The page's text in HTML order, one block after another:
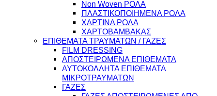
Non Woven ΡΟΛΑ
ΠΛΑΣΤΙΚΟΠΟΙΗΜΕΝΑ ΡΟΛΑ
ΧΑΡΤΙΝΑ ΡΟΛΑ
ΧΑΡΤΟΒΑΜΒΑΚΑΣ
ΕΠΙΘΕΜΑΤΑ ΤΡΑΥΜΑΤΩΝ / ΓΑΖΕΣ
FILM DRESSING
ΑΠΟΣΤΕΙΡΩΜΕΝΑ ΕΠΙΘΕΜΑΤΑ
ΑΥΤΟΚΟΛΛΗΤΑ ΕΠΙΘΕΜΑΤΑ
ΜΙΚΡΟΤΡΑΥΜΑΤΩΝ
ΓΑΖΕΣ